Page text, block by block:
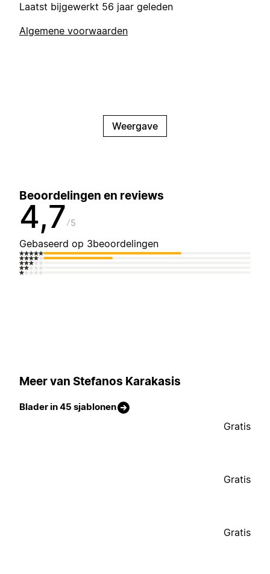
Laatst bijgewerkt 56 jaar geleden
Algemene voorwaarden
Weergave
Beoordelingen en reviews
4,7 5
Gebaseerd op 3beoordelingen
Meer van Stefanos Karakasis
Blader in 45 sjablonen
Gratis
Gratis
Gratis